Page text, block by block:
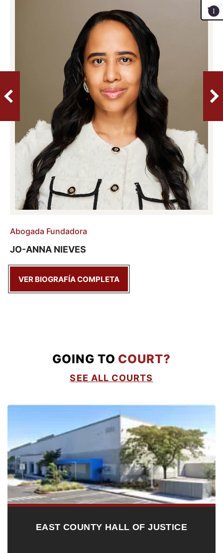
Abogada Fundadora
JO-ANNA NIEVES
VER BIOGRAFÍA COMPLETA
GOING TO COURT?
SEE ALL COURTS
EAST COUNTY HALL OF JUSTICE